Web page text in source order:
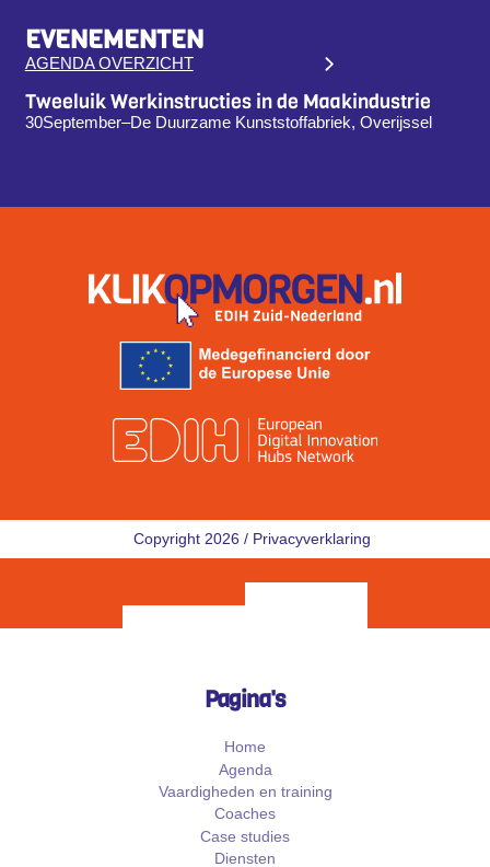
EVENEMENTEN
AGENDA OVERZICHT
Tweeluik Werkinstructies in de Maakindustrie
30September–De Duurzame Kunststoffabriek, Overijssel
Copyright 2026 / Privacyverklaring
Pagina's
Home
Agenda
Vaardigheden en training
Coaches
Case studies
Diensten